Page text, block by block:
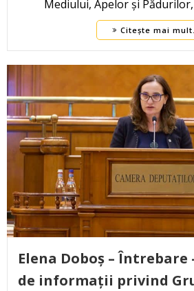
Mediului, Apelor și
Citește mai
Elena Doboș – Întrebare
de informații privind